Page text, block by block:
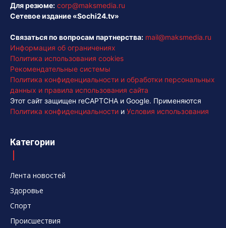
Для резюме: corp@maksmedia.ru
Сетевое издание «Sochi24.tv»
Связаться по вопросам партнерства: mail@maksmedia.ru
Информация об ограничениях
Политика использования cookies
Рекомендательные системы
Политика конфиденциальности и обработки персональных
данных и правила использования сайта
Этот сайт защищен reCAPTCHA и Google. Применяются
Политика конфиденциальности и Условия использования
Категории
Лента новостей
Здоровье
Спорт
Происшествия